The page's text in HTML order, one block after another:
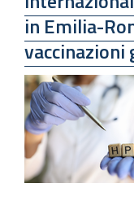
in Emilia-